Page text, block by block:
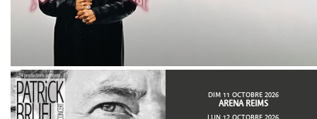
DIM 11 OCTOBRE 2026
ARENA REIMS